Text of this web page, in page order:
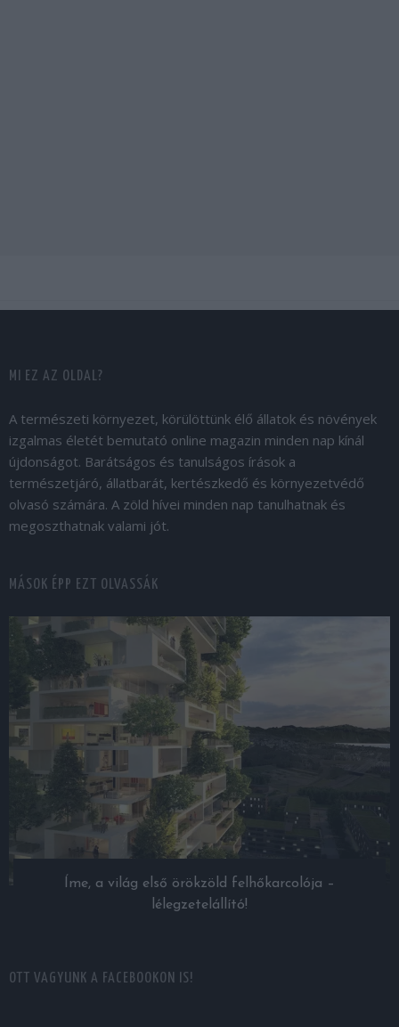
MI EZ AZ OLDAL?
A természeti környezet, körülöttünk élő állatok és növények
izgalmas életét bemutató online magazin minden nap kínál
újdonságot. Barátságos és tanulságos írások a
természetjáró, állatbarát, kertészkedő és környezetvédő
olvasó számára. A zöld hívei minden nap tanulhatnak és
megoszthatnak valami jót.
MÁSOK ÉPP EZT OLVASSÁK
Íme, a világ első örökzöld felhőkarcolója –
lélegzetelállító!
OTT VAGYUNK A FACEBOOKON IS!